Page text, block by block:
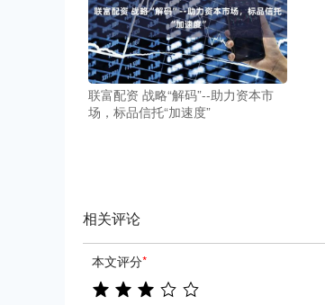
联富配资 战略“解码”--助力资本市
场，标品信托“加速度”
相关评论
本文评分*